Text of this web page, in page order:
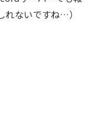
れないですね…）